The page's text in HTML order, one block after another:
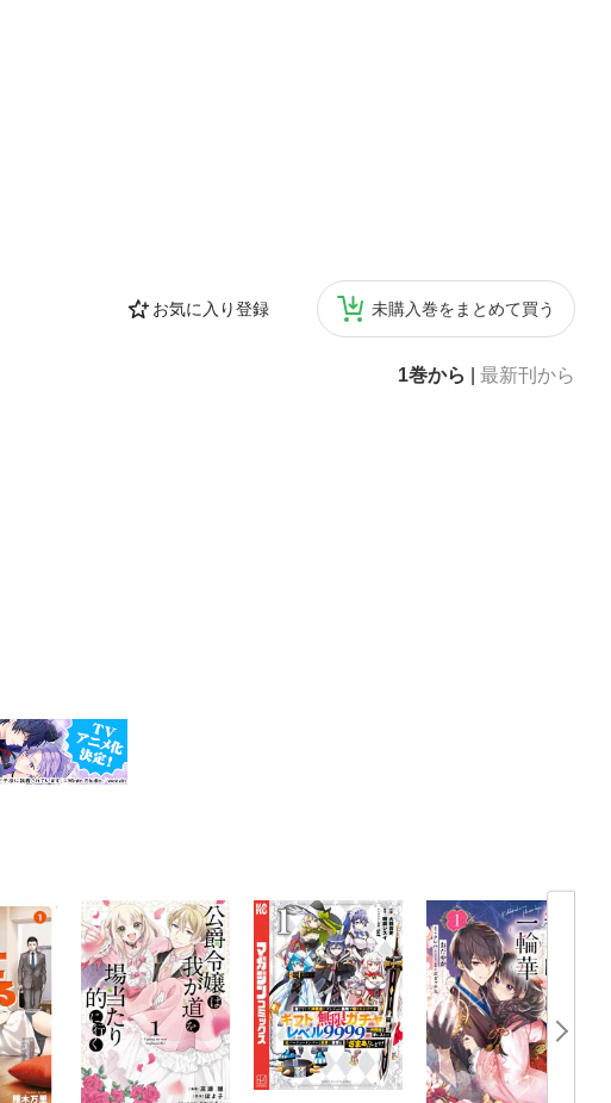
お気に入り登録 未購入巻をまとめて買う
1巻から 最新刊から